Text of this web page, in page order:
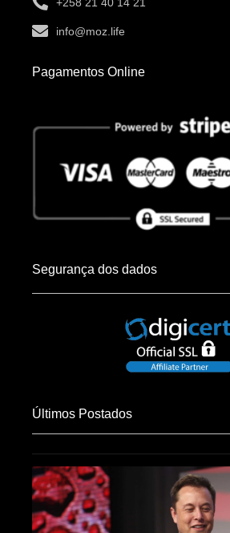
info@moz.life
Pagamentos Online
Segurança dos dados
Últimos Postados